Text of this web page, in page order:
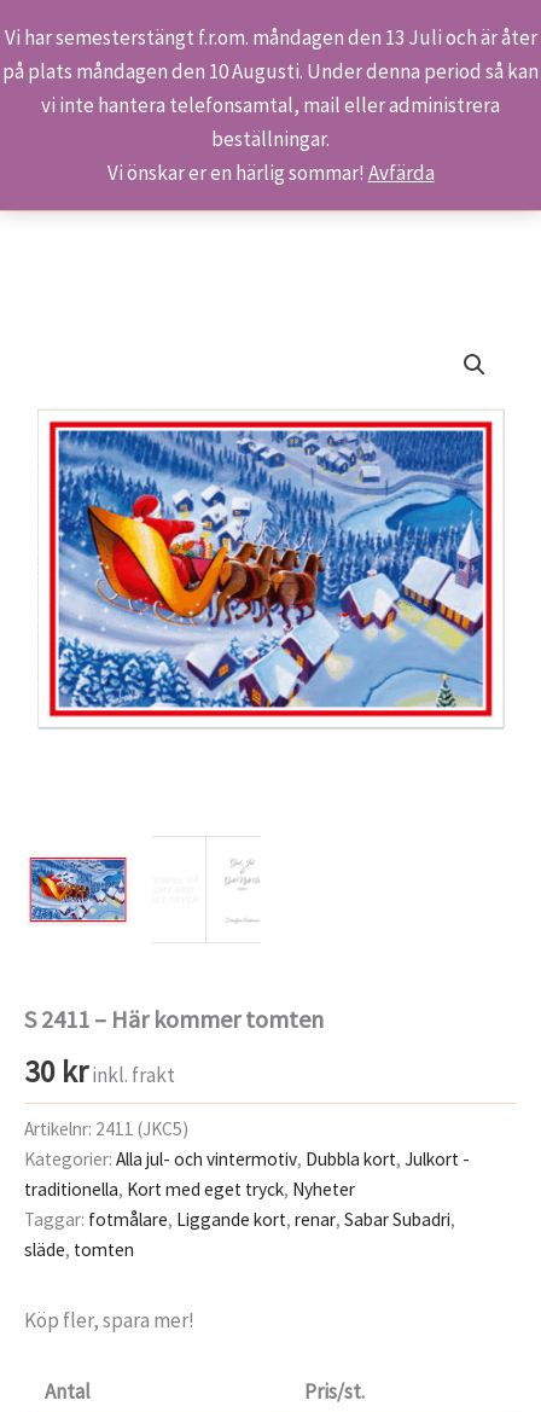
Vi har semesterstängt f.r.om. måndagen den 13 Juli och är åter
på plats måndagen den 10 Augusti. Under denna period så kan
vi inte hantera telefonsamtal, mail eller administrera
beställningar.
Vi önskar er en härlig sommar! Avfärda
Hoppa
Sök
Hem Butiken
Produkter
S 2411 – Här kommer tomten
30 krinkl. frakt
Artikelnr: 2411 (JKC5)
Kategorier: Alla jul- och vintermotiv, Dubbla kort, Julkort -
traditionella, Kort med eget tryck, Nyheter
Taggar: fotmålare, Liggande kort, renar, Sabar Subadri,
släde, tomten
Köp fler, spara mer!
Antal Pris/st.